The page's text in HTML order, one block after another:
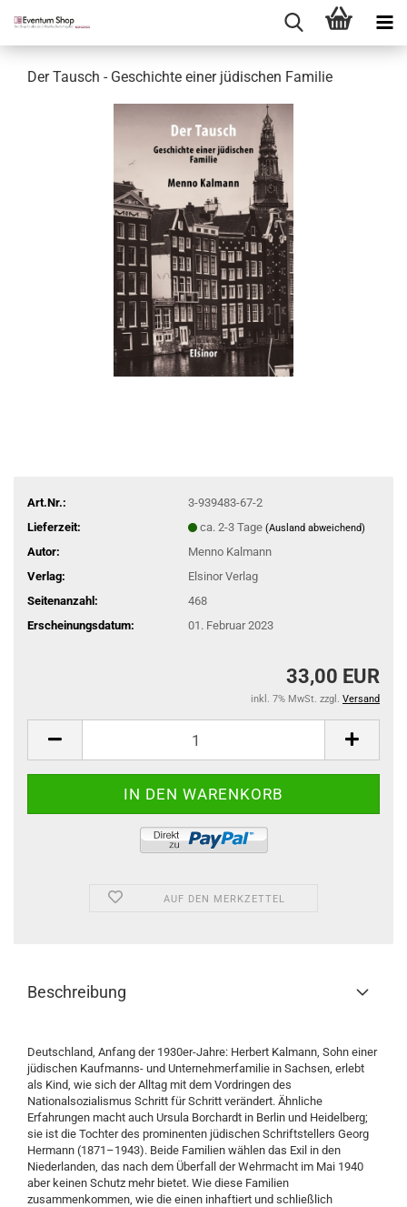
Der Tausch - Geschichte einer jüdischen Familie
Art.Nr.:
3-939483-67-2
Lieferzeit:
ca. 2-3 Tage (Ausland abweichend)
Autor:
Menno Kalmann
Verlag:
Elsinor Verlag
Seitenanzahl:
468
Erscheinungsdatum:
01. Februar 2023
33,00 EUR
inkl. 7% MwSt. zzgl. Versand
AUF DEN MERKZETTEL
Beschreibung
Deutschland, Anfang der 1930er-Jahre: Herbert Kalmann, Sohn einer
jüdischen Kaufmanns- und Unternehmer­familie in Sachsen, erlebt
als Kind, wie sich der Alltag mit dem Vordringen des
Nationalsozialismus Schritt für Schritt verändert. Ähnliche
Erfahrungen macht auch Ursula Borchardt in Berlin und Heidelberg;
sie ist die Tochter des prominenten jüdischen Schriftstellers Georg
Hermann (1871–1943). Beide Familien wählen das Exil in den
Niederlanden, das nach dem Überfall der Wehrmacht im Mai 1940
aber keinen Schutz mehr bietet. Wie diese Familien
zusammenkommen, wie die einen inhaftiert und schließlich